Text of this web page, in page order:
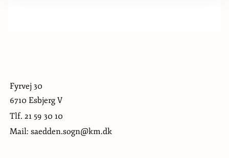
Fyrvej 30
6710 Esbjerg V
Tlf. 21 59 30 10
Mail: saedden.sogn@km.dk